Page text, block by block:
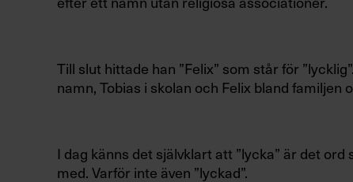
Till slut hittade han ”Felix” som står för
namn, Tobias i skolan och Felix bland familjen
I dag känns det självklart att ”lycka” är det
med. Varför inte även ”lyckad”.